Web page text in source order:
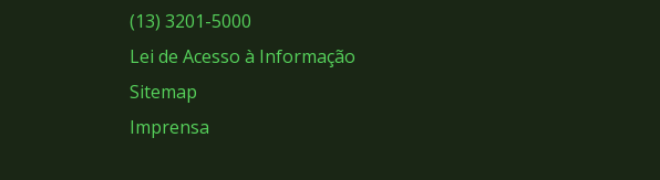
(13) 3201-5000
Lei de Acesso à Informação
Sitemap
Imprensa